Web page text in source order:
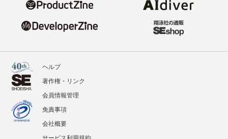
ヘルプ
著作権・リンク
会員情報管理
免責事項
会社概要
サービス利用規約